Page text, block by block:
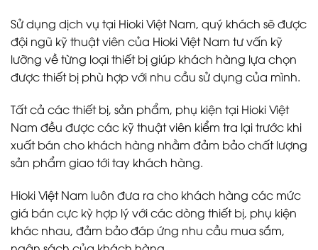
Sử dụng dịch vụ tại Hioki Việt Nam, quý khách sẽ được
đội ngũ kỹ thuật viên của Hioki Việt Nam tư vấn kỹ
lưỡng về từng loại thiết bị giúp khách hàng lựa chọn
được thiết bị phù hợp với nhu cầu sử dụng của mình.
Tất cả các thiết bị, sản phẩm, phụ kiện tại Hioki Việt
Nam đều được các kỹ thuật viên kiểm tra lại trước khi
xuất bán cho khách hàng nhằm đảm bảo chất lượng
sản phẩm giao tới tay khách hàng.
Hioki Việt Nam luôn đưa ra cho khách hàng các mức
giá bán cực kỳ hợp lý với các dòng thiết bị, phụ kiện
khác nhau, đảm bảo đáp ứng nhu cầu mua sắm,